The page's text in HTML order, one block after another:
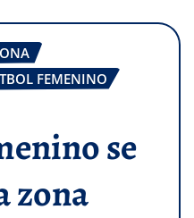
FEMENINO
se
zona